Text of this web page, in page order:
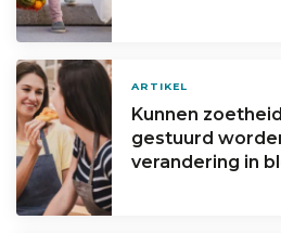
ARTIKEL
Kunnen
gestuurd
verandering in